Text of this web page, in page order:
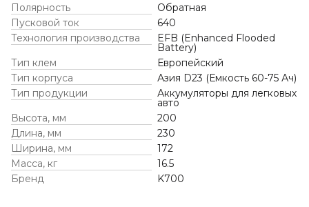
Полярность
Обратная
Пусковой ток
640
Технология производства
EFB (Enhanced Flooded
Battery)
Тип клем
Европейский
Тип корпуса
Азия D23 (Емкость 60-75 Ач)
Тип продукции
Аккумуляторы для легковых
авто
Высота, мм
200
Длина, мм
230
Ширина, мм
172
Масса, кг
16.5
Бренд
K700